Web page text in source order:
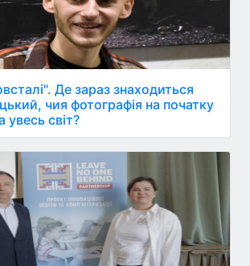
Де зараз знаходиться
чия фотографія на початку
увесь світ?